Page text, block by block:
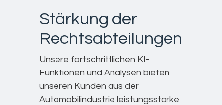
Stärkung der
Rechtsabteilungen
Unsere fortschrittlichen KI-
Funktionen und Analysen bieten
unseren Kunden aus der
Automobilindustrie leistungsstarke